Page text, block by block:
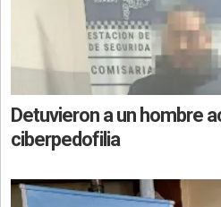
Detuvieron a un hombre
ciberpedofilia